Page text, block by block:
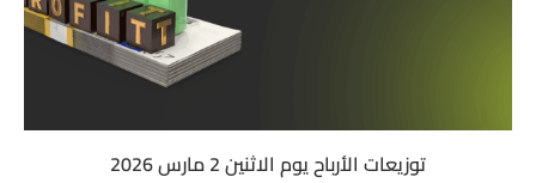
توزيعات الأرباح يوم الاثنين 2 مارس 2026